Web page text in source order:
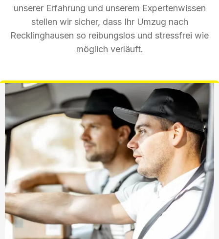
unserer Erfahrung und unserem Expertenwissen
stellen wir sicher, dass Ihr Umzug nach
Recklinghausen so reibungslos und stressfrei wie
möglich verläuft.